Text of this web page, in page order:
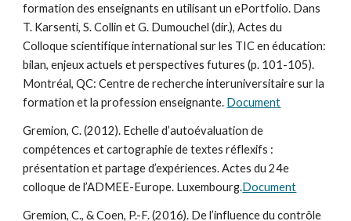
formation des enseignants en utilisant un ePortfolio. Dans
T. Karsenti, S. Collin et G. Dumouchel (dir.), Actes du
Colloque scientifique international sur les TIC en éducation:
bilan, enjeux actuels et perspectives futures (p. 101-105).
Montréal, QC: Centre de recherche interuniversitaire sur la
formation et la profession enseignante. Document
Gremion, C. (2012). Echelle d’autoévaluation de
compétences et cartographie de textes réflexifs :
présentation et partage d’expériences. Actes du 24e
colloque de l’ADMEE-Europe. Luxembourg.Document
Gremion, C., & Coen, P.-F. (2016). De l’influence du contrôle